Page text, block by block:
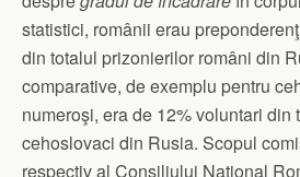
statistici, românii erau
din totalul prizonierilor români din
comparative, de exemplu pentru
numeroşi, era de 12% voluntari
cehoslovaci din Rusia. Scopul
respectiv al Consiliului Naţional